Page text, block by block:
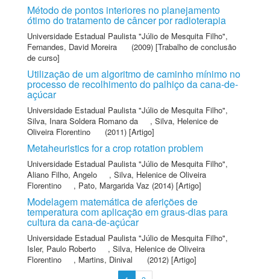
Método de pontos interiores no planejamento
ótimo do tratamento de câncer por radioterapia
Universidade Estadual Paulista "Júlio de Mesquita Filho",
Fernandes, David Moreira
(2009) [Trabalho de conclusão
de curso]
Utilização de um algoritmo de caminho mínimo no
processo de recolhimento do palhiço da cana-de-
açúcar
Universidade Estadual Paulista "Júlio de Mesquita Filho",
Silva, Inara Soldera Romano da
, Silva, Helenice de
Oliveira Florentino
(2011) [Artigo]
Metaheuristics for a crop rotation problem
Universidade Estadual Paulista "Júlio de Mesquita Filho",
Aliano Filho, Angelo
, Silva, Helenice de Oliveira
Florentino
, Pato, Margarida Vaz (2014) [Artigo]
Modelagem matemática de aferições de
temperatura com aplicação em graus-dias para
cultura da cana-de-açúcar
Universidade Estadual Paulista "Júlio de Mesquita Filho",
Isler, Paulo Roberto
, Silva, Helenice de Oliveira
Florentino
, Martins, Dinival (2012) [Artigo]